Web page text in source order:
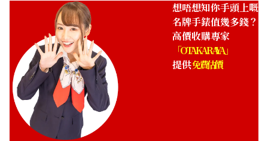
想唔想知你手頭上嘅
名牌手錶值幾多錢？
高價收購專家
「OTAKARAYA」
提供免費估價